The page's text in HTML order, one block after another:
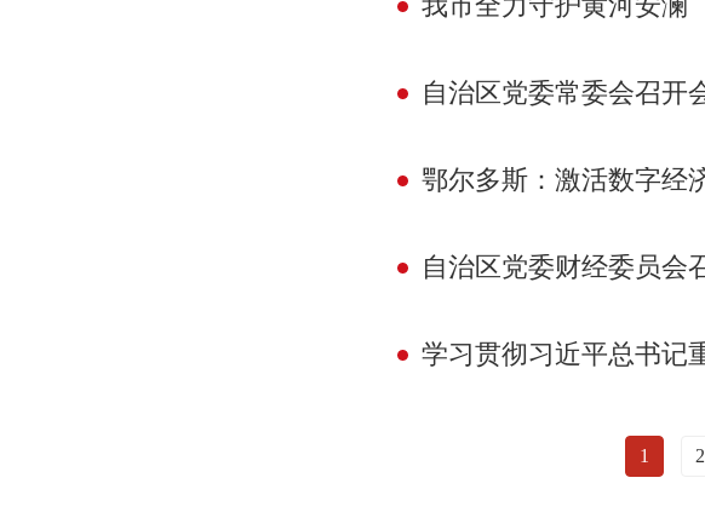
自治区党委常委会召开会议 学习贯彻
鄂尔多斯：激活数字经
自治区党委财经委员会召开（扩大）
学习贯彻习近平总书记
1 2